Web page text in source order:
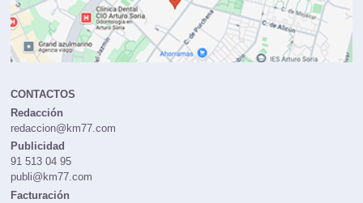
CONTACTOS
Redacción
redaccion@km77.com
Publicidad
91 513 04 95
publi@km77.com
Facturación